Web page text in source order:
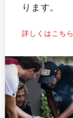
ります。
詳しくはこちら